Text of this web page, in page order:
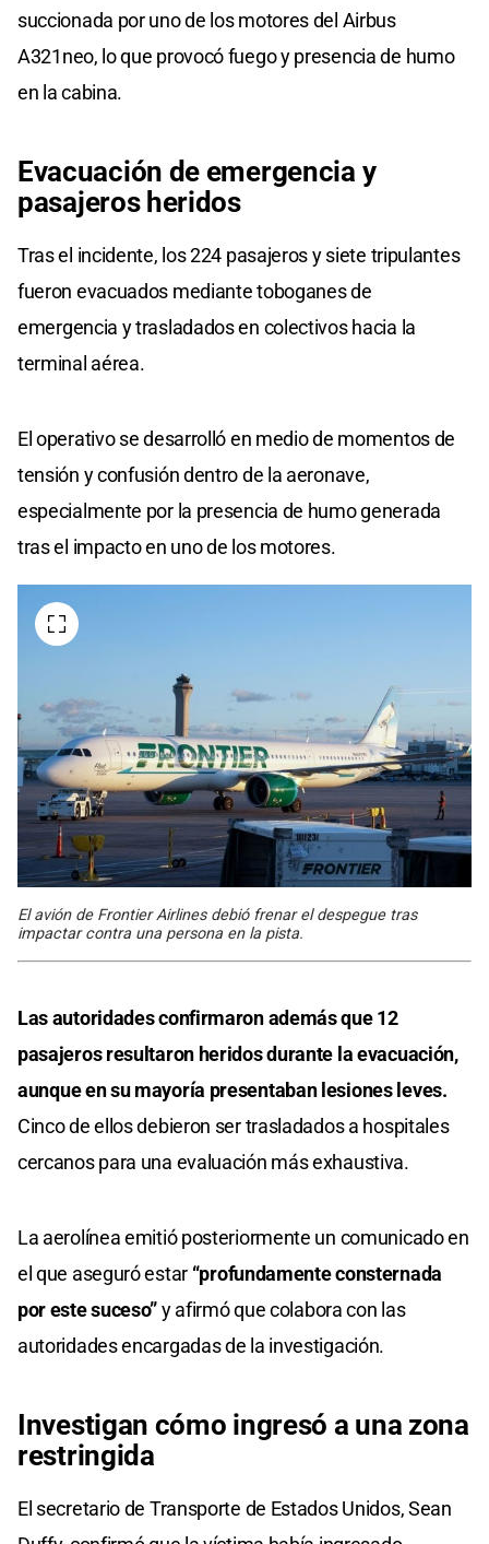
succionada por uno de los motores del Airbus
A321neo, lo que provocó fuego y presencia de humo
en la cabina.
Evacuación de emergencia y
pasajeros heridos
Tras el incidente, los 224 pasajeros y siete tripulantes
fueron evacuados mediante toboganes de
emergencia y trasladados en colectivos hacia la
terminal aérea.
El operativo se desarrolló en medio de momentos de
tensión y confusión dentro de la aeronave,
especialmente por la presencia de humo generada
tras el impacto en uno de los motores.
El avión de Frontier Airlines debió frenar el despegue tras
impactar contra una persona en la pista.
Las autoridades confirmaron además que 12
pasajeros resultaron heridos durante la evacuación,
aunque en su mayoría presentaban lesiones leves.
Cinco de ellos debieron ser trasladados a hospitales
cercanos para una evaluación más exhaustiva.
La aerolínea emitió posteriormente un comunicado en
el que aseguró estar “profundamente consternada
por este suceso”y afirmó que colabora con las
autoridades encargadas de la investigación.
Investigan cómo ingresó a una zona
restringida
El secretario de Transporte de Estados Unidos, Sean